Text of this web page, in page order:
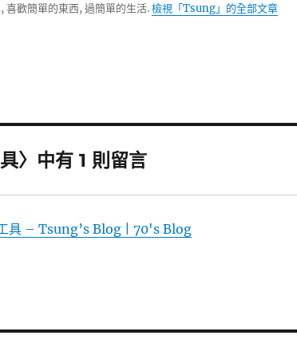
喜歡簡單的東西, 過簡單的生活.檢視「Tsung」的全部文章
〉中有 1 則留言
具 – Tsung’s Blog | 70's Blog